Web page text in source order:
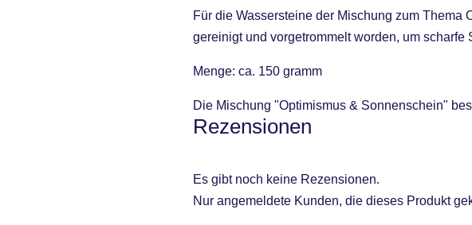
Für die Wassersteine der Mischung zum
gereinigt und vorgetrommelt worden, um scharfe
Menge: ca. 150 gramm
Die Mischung "Optimismus & Sonnenschein"
Rezensionen
Es gibt noch keine Rezensionen.
Nur angemeldete Kunden, die dieses Produkt